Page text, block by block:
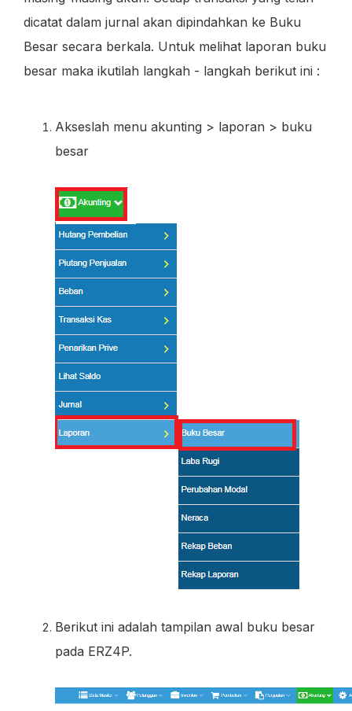
dicatat dalam jurnal akan dipindahkan ke Buku
Besar secara berkala. Untuk melihat laporan buku
besar maka ikutilah langkah - langkah berikut ini :
Akseslah menu akunting > laporan > buku
besar
Berikut ini adalah tampilan awal buku besar
pada ERZ4P.